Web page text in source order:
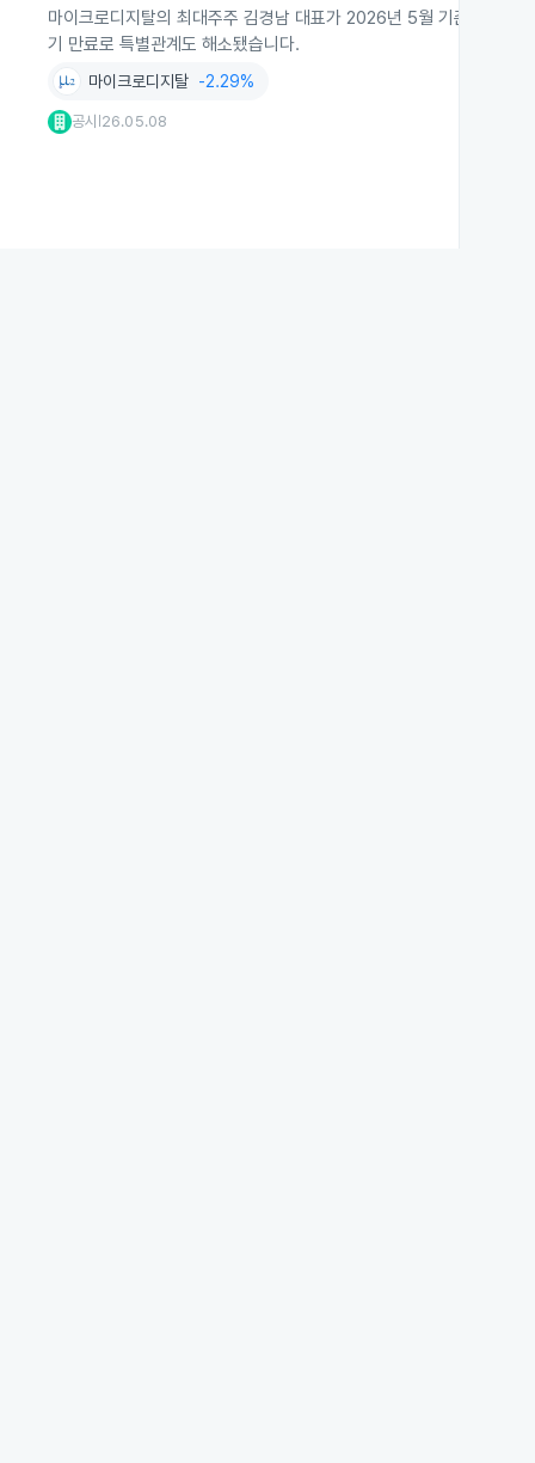
마이크로디지탈의 최대주주 김경남 대표가 2026년 5월 기준 보유
기 만료로 특별관계도 해소됐습니다.
마이크로디지탈 -2.29%
공시 26.05.08